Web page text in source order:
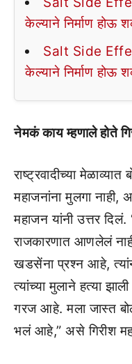
केल्याने निर्माण होऊ
Salt Side
केल्याने निर्माण होऊ
नेमकं काय म्हणाले होते
राष्ट्रवादीच्या
महाजनांना मुलगा नाही,
महाजन यांनी उत्तर
राजकारणात आणलेलं
खडसेंना प्रश्न आहे,
त्यांच्या मुलाने हत्या
गरज आहे. मला जास्त
भलं आहे,” असे गिरीश